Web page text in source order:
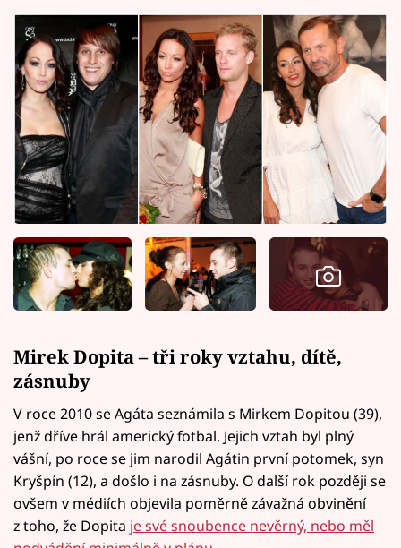
Mirek Dopita – tři roky vztahu, dítě,
zásnuby
V roce 2010 se Agáta seznámila s Mirkem Dopitou (39),
jenž dříve hrál americký fotbal. Jejich vztah byl plný
vášní, po roce se jim narodil Agátin první potomek, syn
Kryšpín (12), a došlo i na zásnuby. O další rok později se
ovšem v médiích objevila poměrně závažná obvinění
z toho, že Dopita je své snoubence nevěrný, nebo měl